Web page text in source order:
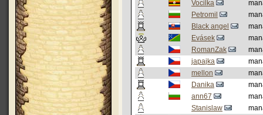
Vocilka
Petromil
Black angel
Evásek
RomanZak
japajka
mellon
Danika
ann67
Stanislaw